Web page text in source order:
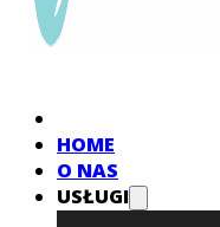
HOME
O NAS
USŁUGI